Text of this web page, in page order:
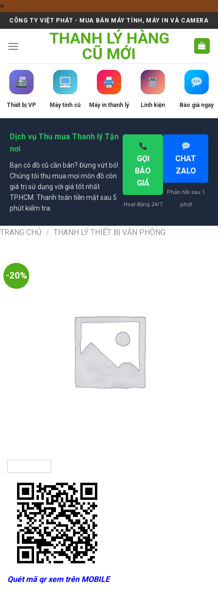
>Skip
to
content
CÔNG TY VIỆT PHÁT - MUA BÁN MÁY TÍNH, MÁY IN VÀ CAMERA
THANH LÝ HÀNG
CŨ MỚI
Thiết bị VP Máy tính cũ Máy in thanh lý Linh kiện Báo giá ngay
Dịch vụ Thu mua Thanh lý Tận
nơi
Bạn có đồ cũ cần bán? Đừng vứt bỏ!
Chúng tôi thu mua mọi món đồ còn
giá trị sử dụng với giá tốt nhất
TP.HCM. Thanh toán tiền mặt sau 5
phút kiểm tra.
GỌI
BÁO
GIÁ
Hoạt động 24/7
CHAT
ZALO
Phản hồi sau 1
phút
TRANG CHỦ / THANH LÝ THIẾT BỊ VĂN PHÒNG
-20%
Quét mã qr xem trên MOBILE